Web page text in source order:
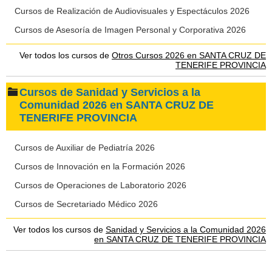
Cursos de Realización de Audiovisuales y Espectáculos 2026
Cursos de Asesoría de Imagen Personal y Corporativa 2026
Ver todos los cursos de Otros Cursos 2026 en SANTA CRUZ DE
TENERIFE PROVINCIA
Cursos de Sanidad y Servicios a la
Comunidad 2026 en SANTA CRUZ DE
TENERIFE PROVINCIA
Cursos de Auxiliar de Pediatría 2026
Cursos de Innovación en la Formación 2026
Cursos de Operaciones de Laboratorio 2026
Cursos de Secretariado Médico 2026
Ver todos los cursos de Sanidad y Servicios a la Comunidad 2026
en SANTA CRUZ DE TENERIFE PROVINCIA